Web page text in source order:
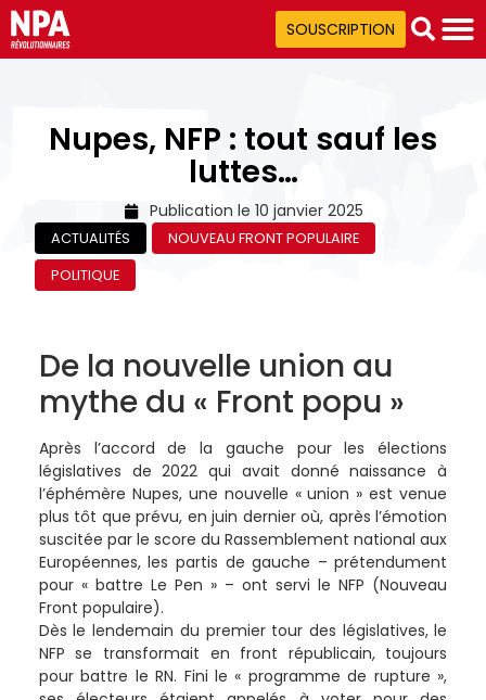
SOUSCRIPTION
Nupes, NFP : tout sauf les
luttes…
Publication le 10 janvier 2025
ACTUALITÉS
NOUVEAU FRONT POPULAIRE
POLITIQUE
De la nouvelle union au
mythe du « Front popu »
Après l’accord de la gauche pour les élections
législatives de 2022 qui avait donné naissance à
l’éphémère Nupes, une nouvelle « union » est venue
plus tôt que prévu, en juin dernier où, après l’émotion
suscitée par le score du Rassemblement national aux
Européennes, les partis de gauche – prétendument
pour « battre Le Pen » – ont servi le NFP (Nouveau
Front populaire).
Dès le lendemain du premier tour des législatives, le
NFP se transformait en front républicain, toujours
pour battre le RN. Fini le « programme de rupture »,